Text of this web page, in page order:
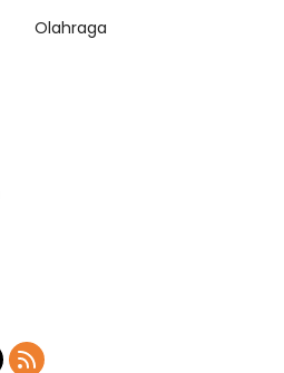
Olahraga